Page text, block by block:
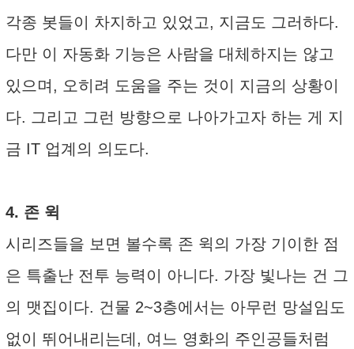
각종 봇들이 차지하고 있었고, 지금도 그러하다.
다만 이 자동화 기능은 사람을 대체하지는 않고
있으며, 오히려 도움을 주는 것이 지금의 상황이
다. 그리고 그런 방향으로 나아가고자 하는 게 지
금 IT 업계의 의도다.
4. 존 윅
시리즈들을 보면 볼수록 존 윅의 가장 기이한 점
은 특출난 전투 능력이 아니다. 가장 빛나는 건 그
의 맷집이다. 건물 2~3층에서는 아무런 망설임도
없이 뛰어내리는데, 여느 영화의 주인공들처럼